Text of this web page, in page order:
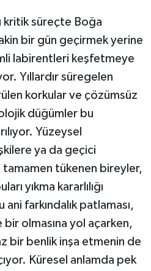
kritik süreçte Boğa
bir gün geçirmek yerine
labirentleri keşfetmeye
Yıllardır süregelen
korkular ve çözümsüz
düğümler bu
Yüzeysel
ya da geçici
tükenen bireyler,
yıkma kararlılığı
farkındalık patlaması,
bir olmasına yol açarken,
bir benlik inşa etmenin de
Küresel anlamda pek